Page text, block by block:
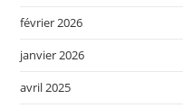
février 2026
janvier 2026
avril 2025